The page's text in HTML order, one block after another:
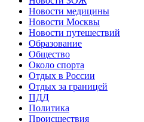
Новости медицины
Новости Москвы
Новости путешествий
Образование
Общество
Около спорта
Отдых в России
Отдых за границей
ПДД
Политика
Происшествия